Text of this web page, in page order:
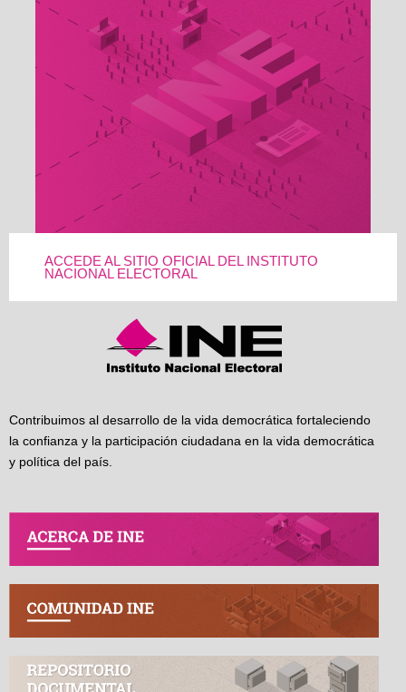
ACCEDE AL SITIO OFICIAL DEL INSTITUTO
NACIONAL ELECTORAL
Contribuimos al desarrollo de la vida democrática fortaleciendo
la confianza y la participación ciudadana en la vida democrática
y política del país.